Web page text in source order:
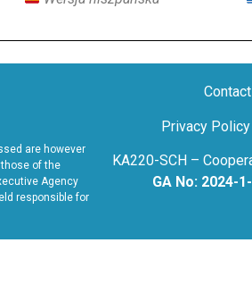
are however
of the
Agency
responsible for
Privacy
KA220-SCH –
GA No: 2024-